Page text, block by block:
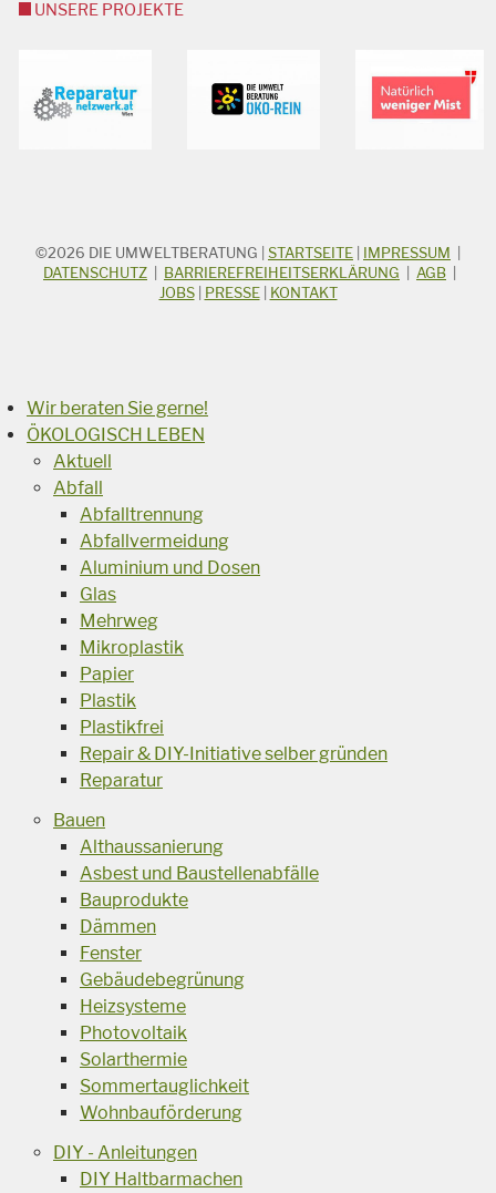
UNSERE PROJEKTE
STICHWORTSUCHE
Suchbegriff
©2026 DIE UMWELTBERATUNG STARTSEITE IMPRESSUM
DATENSCHUTZ
BARRIEREFREIHEITSERKLÄRUNG AGB
JOBS| PRESSE| KONTAKT
Wir beraten Sie gerne!
ÖKOLOGISCH LEBEN
Aktuell
Abfall
Abfalltrennung
Abfallvermeidung
Aluminium und Dosen
Glas
Mehrweg
Mikroplastik
Papier
Plastik
Plastikfrei
Repair & DIY-Initiative selber gründen
Reparatur
Bauen
Althaussanierung
Asbest und Baustellenabfälle
Bauprodukte
Dämmen
Fenster
Gebäudebegrünung
Heizsysteme
Photovoltaik
Solarthermie
Sommertauglichkeit
Wohnbauförderung
DIY - Anleitungen
DIY Haltbarmachen